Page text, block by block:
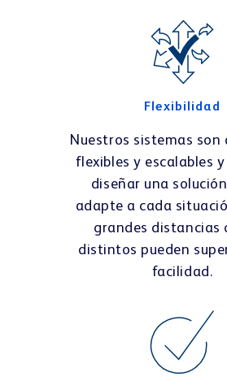
Flexibilidad
Nuestros sistemas
flexibles y escalables
diseñar una
adapte a cada
grandes distancias
distintos pueden
facilidad.